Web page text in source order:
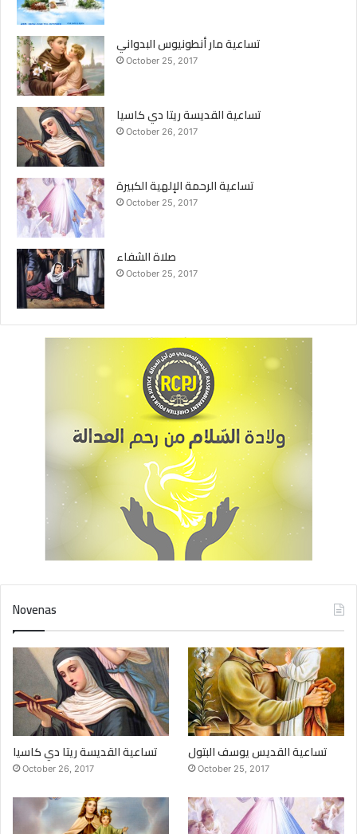
تساعية مار أنطونيوس البدواني
October 25, 2017
تساعية القديسة ريتا دي كاسيا
October 26, 2017
تساعية الرحمة الإلهية الكبيرة
October 25, 2017
صلاة الشفاء
October 25, 2017
Novenas
تساعية القديسة ريتا دي كاسيا
October 26, 2017
تساعية القديس يوسف البتول
October 25, 2017